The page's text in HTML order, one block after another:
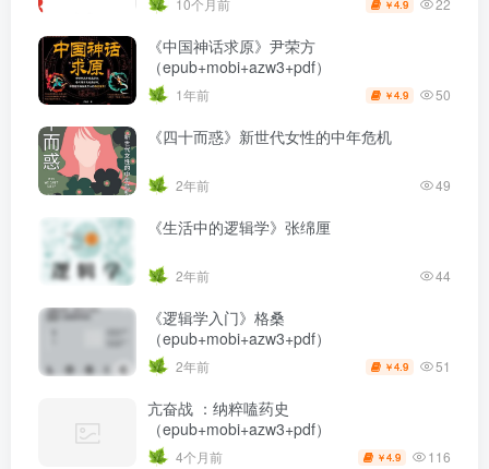
￥4.9
《中国神话求原》尹荣方
（epub+mobi+azw3+pdf）
1年前 ￥4.9 50
《四十而惑》新世代女性的中年危机
2年前 49
《生活中的逻辑学》张绵厘
2年前 44
《逻辑学入门》格桑
（epub+mobi+azw3+pdf）
2年前 ￥4.9 51
亢奋战 ：纳粹嗑药史
（epub+mobi+azw3+pdf）
4个月前 ￥4.9 116